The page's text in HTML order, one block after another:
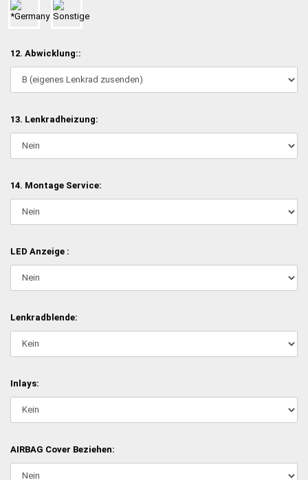
12. Abwicklung::
13. Lenkradheizung:
14. Montage Service:
LED Anzeige :
Lenkradblende:
Inlays:
AIRBAG Cover Beziehen: